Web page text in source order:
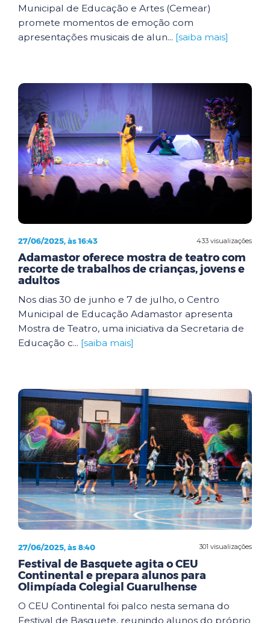
Municipal de Educação e Artes (Cemear)
promete momentos de emoção com
apresentações musicais de alun... [saiba mais]
433 visualizações
27/06/2025, às 16:43
Adamastor oferece mostra de teatro com
recorte de trabalhos de crianças, jovens e
adultos
Nos dias 30 de junho e 7 de julho, o Centro
Municipal de Educação Adamastor apresenta
Mostra de Teatro, uma iniciativa da Secretaria de
Educação c... [saiba mais]
301 visualizações
27/06/2025, às 8:40
Festival de Basquete agita o CEU
Continental e prepara alunos para
Olimpíada Colegial Guarulhense
O CEU Continental foi palco nesta semana do
Festival de Basquete, reunindo alunos do próprio